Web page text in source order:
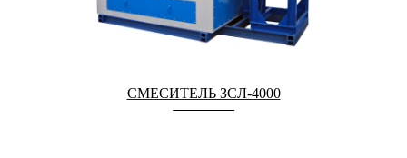
СМЕСИТЕЛЬ ЗСЛ-4000